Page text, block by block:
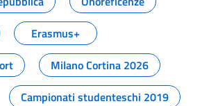
Erasmus+
Milano Cortina 2026
Campionati studenteschi 2019